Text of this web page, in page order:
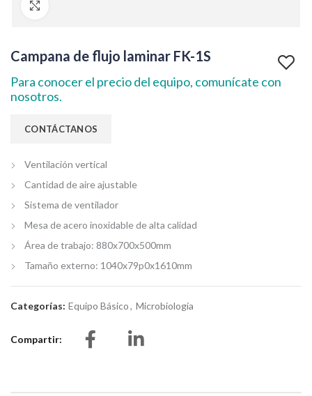
Campana de flujo laminar FK-1S
Para conocer el precio del equipo, comunícate con
nosotros.
Ventilación vertical
Cantidad de aire ajustable
Sistema de ventilador
Mesa de acero inoxidable de alta calidad
Área de trabajo: 880x700x500mm
Tamaño externo: 1040x79p0x1610mm
Categorías: Equipo Básico, Microbiología
Compartir